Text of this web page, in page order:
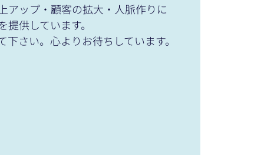
アップ・顧客の拡大・人脈作りに
供しています。
さい。心よりお待ちしています。